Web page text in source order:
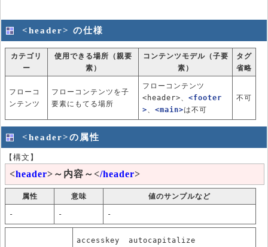
<header> の仕様
カテゴリ
ー
使用できる場所（親要
素）
コンテンツモデル（子要
素）
タグ
省略
フローコ
ンテンツ
フローコンテンツを子
要素にもてる場所
フローコンテンツ
<header>、 <footer
>
<main>は不可
不可
<header>の属性
【構文】
<header>～内容～</header>
属性 意味 値のサンプルなど
- - -
accesskey
autocapitalize